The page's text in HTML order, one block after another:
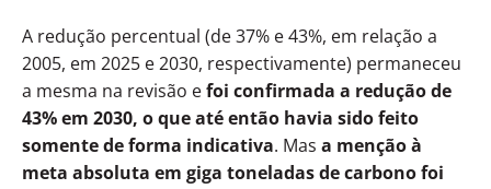
A redução percentual (de 37% e 43%, em relação a
2005, em 2025 e 2030, respectivamente) permaneceu
a mesma na revisão efoi confirmada a redução de
43% em 2030, o que até então havia sido feito
somente de forma indicativa. Mas a menção à
meta absoluta em giga toneladas de carbono foi